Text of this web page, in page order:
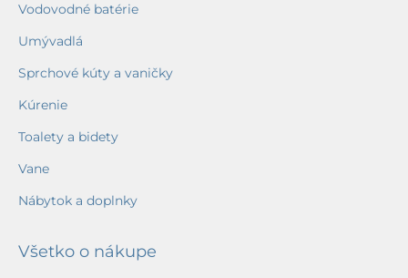
Vodovodné batérie
Umývadlá
Sprchové kúty a vaničky
Kúrenie
Toalety a bidety
Vane
Nábytok a doplnky
Všetko o nákupe